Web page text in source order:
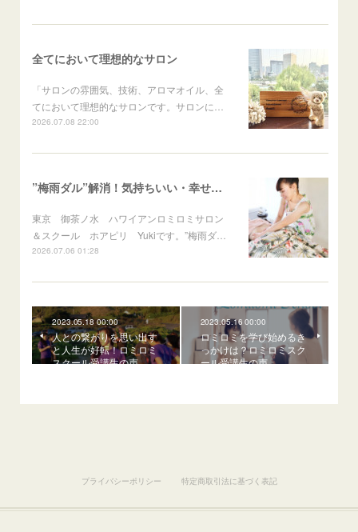
全てにおいて理想的なサロン
「サロンの雰囲気、技術、アロマオイル、全
てにおいて理想的なサロンです。サロンに…
2026.07.08 22:00
”梅雨ダル”解消！気持ちいい・幸せ・スッキリ最高
東京 御茶ノ水 ハワイアンロミロミサロン
＆スクール ホアピリ Yukiです。”梅雨ダ…
2026.07.06 01:28
2023.05.18 00:00
人との繋がりを思い出す
と人生が好転！ロミロミ
スクール受講生の声
2023.05.16 00:00
ロミロミを学び始めるき
っかけは？ロミロミスク
ール受講生の声
プライバシーポリシー 特定商取引法に基づく表記